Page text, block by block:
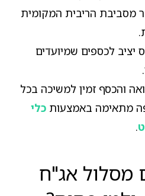
מסביבת הריבית המקומית
לכספים שמיועדים
והכסף זמין למשיכה בכל
מתאימה באמצעות כלי
.
מסלול אג"ח